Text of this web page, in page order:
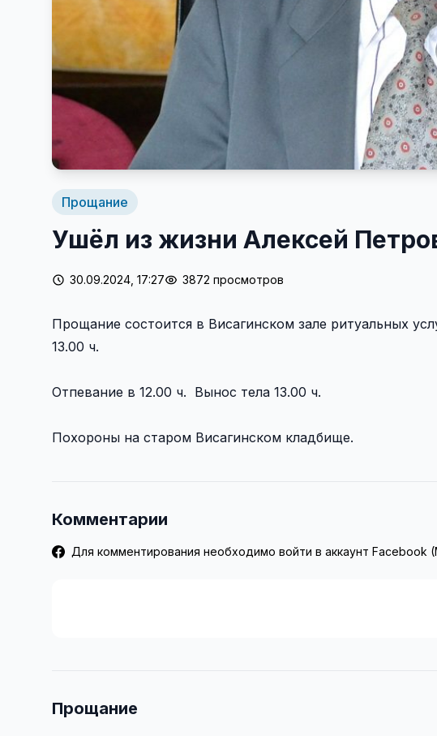
Прощание
Ушёл из жизни Алексей
30.09.2024, 17:27 3872 просмотров
Прощание состоится в Висагинском зале ритуальных
13.00 ч.
Отпевание в 12.00 ч. Вынос тела 13.00 ч.
Похороны на старом Висагинском кладбище.
Комментарии
Для комментирования необходимо войти в аккаунт Facebook
Прощание